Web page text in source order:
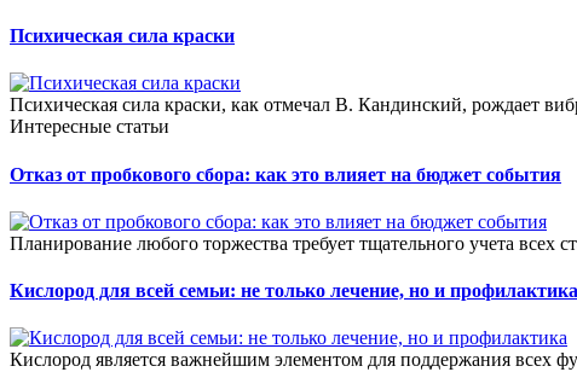
Психическая сила краски
Психическая сила краски, как отмечал В. Кандинский, рождает
Интересные статьи
Отказ от пробкового сбора: как это влияет на бюджет события
Планирование любого торжества требует тщательного учета всех
Кислород для всей семьи: не только лечение, но и профилактика
Кислород является важнейшим элементом для поддержания всех